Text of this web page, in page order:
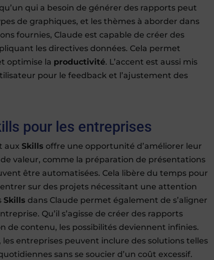
qui a besoin de générer des rapports peut
de graphiques, et les thèmes à aborder dans
fournies, Claude est capable de créer des
les directives données. Cela permet
optimise la productivité. L’accent est aussi mis
pour le feedback et l’ajustement des
pour les entreprises
auxSkills offre une opportunité d’améliorer leur
valeur, comme la préparation de présentations
être automatisées. Cela libère du temps pour
sur des projets nécessitant une attention
Skills dans Claude permet également de s’aligner
Qu’il s’agisse de créer des rapports
de contenu, les possibilités deviennent infinies.
entreprises peuvent inclure des solutions telles
sans se soucier d’un coût excessif.